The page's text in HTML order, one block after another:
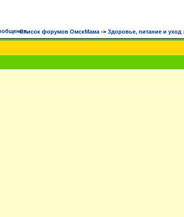
Список форумов ОмскМама -> Здоровье, питание и уход